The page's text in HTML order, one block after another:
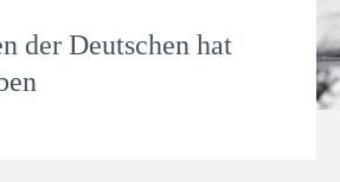
der Deutschen hat